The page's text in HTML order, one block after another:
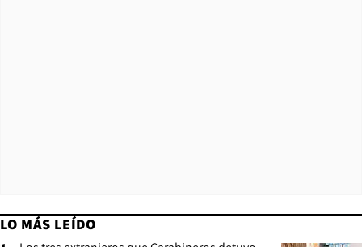
LO MÁS LEÍDO